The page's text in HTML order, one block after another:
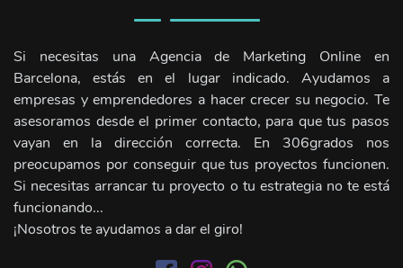
Si necesitas una Agencia de Marketing Online en
Barcelona, estás en el lugar indicado. Ayudamos a
empresas y emprendedores a hacer crecer su negocio. Te
asesoramos desde el primer contacto, para que tus pasos
vayan en la dirección correcta. En 306grados nos
preocupamos por conseguir que tus proyectos funcionen.
Si necesitas arrancar tu proyecto o tu estrategia no te está
funcionando...
¡Nosotros te ayudamos a dar el giro!